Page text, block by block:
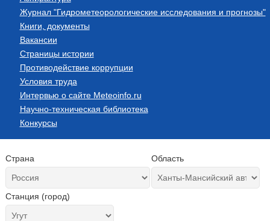
Журнал "Гидрометеорологические исследования и прогнозы"
Книги, документы
Вакансии
Страницы истории
Противодействие коррупции
Условия труда
Интервью о сайте Meteoinfo.ru
Научно-техническая библиотека
Конкурсы
Страна Область
Станция (город)